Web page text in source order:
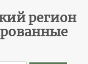
регион